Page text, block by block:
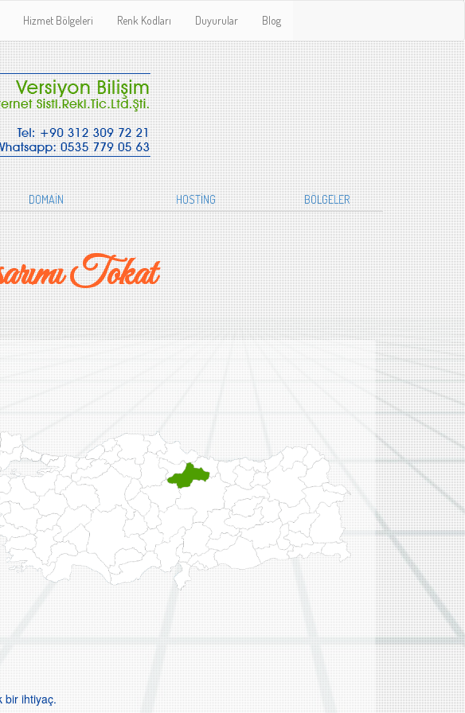
Hizmet Bölgeleri Renk Kodları Duyurular Blog
DOMAİN HOSTİNG BÖLGELER
Tokat
bir ihtiyaç.